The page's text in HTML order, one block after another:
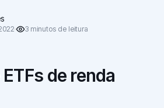
3 minutos de leitura
de renda